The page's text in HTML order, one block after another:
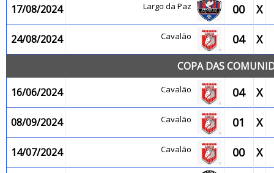
17/08/2024 Largo da Paz 00 X
24/08/2024 Cavalão 04 X
COPA DAS
16/06/2024
Cavalão 04 X
08/09/2024 Cavalão 01 X
14/07/2024 Cavalão 00 X